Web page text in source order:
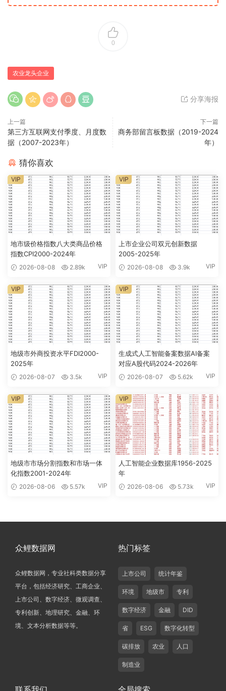
0
农业龙头企业
分享海报
上一篇
第三方互联网支付季度、月度数
据（2007-2023年）
下一篇
商务部留言板数据（2019-2024
年）
猜你喜欢
地市级价格指数八大类商品价格
指数CPI2000-2024年
2026-08-08 2.89k VIP
VIP
上市企业公司双元创新数据
2005-2025年
2026-08-08 3.9k VIP
VIP
地级市外商投资水平FDI2000-
2025年
2026-08-07 3.5k VIP
VIP
生成式人工智能备案数据AI备案
对应A股代码2024-2026年
2026-08-07 5.62k VIP
VIP
地级市市场分割指数和市场一体
化指数2001-2024年
2026-08-06 5.57k VIP
VIP
人工智能企业数据库1956-2025
年
2026-08-06 5.73k VIP
VIP
众鲤数据网
众鲤数据网，专业社科类数据分享
平台，包括经济研究、工商企业、
上市公司、数字经济、微观调查、
专利创新、地理研究、金融、环
境、文本分析数据等等。
热门标签
上市公司 统计年鉴
环境 地级市 专利
数字经济 金融 DID
省 ESG 数字化转型
碳排放 农业 人口
制造业